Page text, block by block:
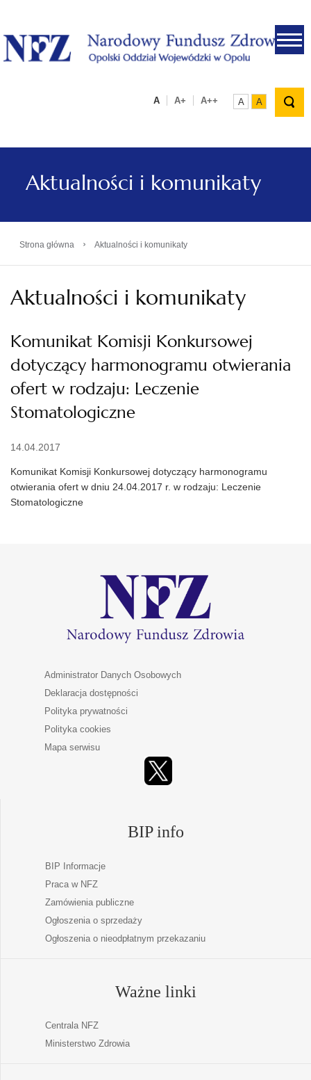
.
A A+ A++ A A
Aktualności i komunikaty
Strona główna › Aktualności i komunikaty
Aktualności i komunikaty
Komunikat Komisji Konkursowej
dotyczący harmonogramu otwierania
ofert w rodzaju: Leczenie
Stomatologiczne
14.04.2017
Komunikat Komisji Konkursowej dotyczący harmonogramu
otwierania ofert w dniu 24.04.2017 r. w rodzaju: Leczenie
Stomatologiczne
Administrator Danych Osobowych
Deklaracja dostępności
Polityka prywatności
Polityka cookies
Mapa serwisu
BIP info
BIP Informacje
Praca w NFZ
Zamówienia publiczne
Ogłoszenia o sprzedaży
Ogłoszenia o nieodpłatnym przekazaniu
Ważne linki
Centrala NFZ
Ministerstwo Zdrowia